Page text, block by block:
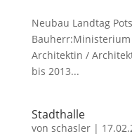
Neubau Landtag
Architektin /
bis 2013...
Stadthalle
von schasler|